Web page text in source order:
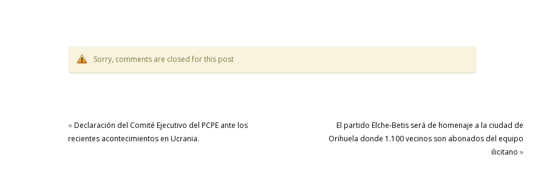
Sorry, comments are closed for this post
« Declaración del Comité Ejecutivo del PCPE ante los
recientes acontecimientos en Ucrania.
El partido Elche-Betis será de homenaje a la ciudad de
Orihuela donde 1.100 vecinos son abonados del equipo
ilicitano »